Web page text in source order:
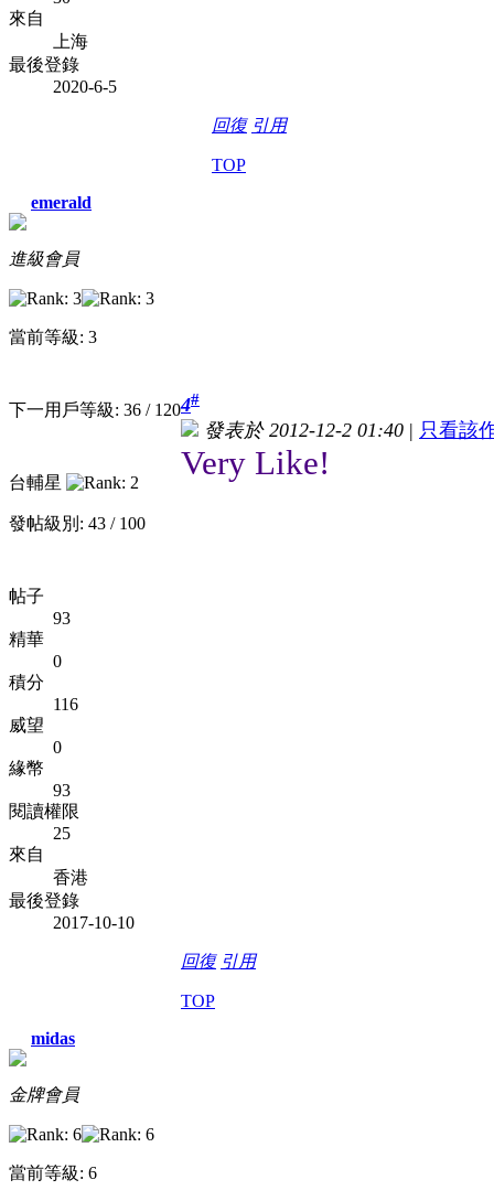
來自
上海
最後登錄
2020-6-5
回復 引用
TOP
emerald
進級會員
當前等級: 3
下一用戶等級: 36 / 120
台輔星
發帖級別: 43 / 100
帖子
93
精華
0
積分
116
威望
0
緣幣
93
閱讀權限
25
來自
香港
最後登錄
2017-10-10
4#
發表於 2012-12-2 01:40 | 只看該
Very Like!
回復 引用
TOP
midas
金牌會員
當前等級: 6